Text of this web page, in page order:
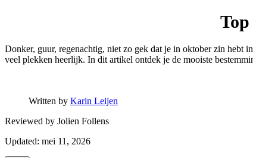
Donker, guur, regenachtig, niet zo gek dat je in oktober zin hebt
veel plekken heerlijk. In dit artikel ontdek je de mooiste
Written by Karin Leijen
Reviewed by Jolien Follens
Updated: mei 11, 2026